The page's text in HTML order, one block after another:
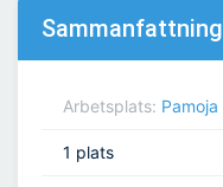
Sammanfattning
Arbetsplats: Pamoja
1 plats